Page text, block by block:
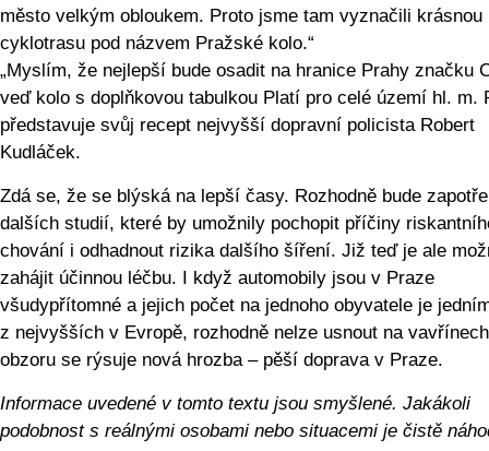
město velkým obloukem. Proto jsme tam vyznačili krásnou
cyklotrasu pod názvem Pražské kolo.“
„Myslím, že nejlepší bude osadit na hranice Prahy značku
veď kolo s doplňkovou tabulkou Platí pro celé území hl. m.
představuje svůj recept nejvyšší dopravní policista Robert
Kudláček.
Zdá se, že se blýská na lepší časy. Rozhodně bude
dalších studií, které by umožnily pochopit příčiny
chování i odhadnout rizika dalšího šíření. Již teď je ale
zahájit účinnou léčbu. I když automobily jsou v Praze
všudypřítomné a jejich počet na jednoho obyvatele je
z nejvyšších v Evropě, rozhodně nelze usnout na
obzoru se rýsuje nová hrozba – pěší doprava v Praze.
Informace uvedené v tomto textu jsou smyšlené. Jakákoli
podobnost s reálnými osobami nebo situacemi je čistě